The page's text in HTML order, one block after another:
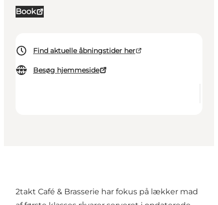
Book
Find aktuelle åbningstider her
Besøg hjemmeside
2takt Café & Brasserie har fokus på lækker mad